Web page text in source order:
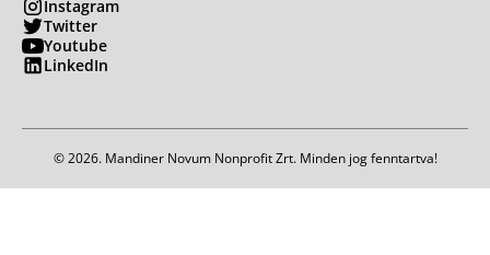
Instagram
Twitter
Youtube
LinkedIn
© 2026. Mandiner Novum Nonprofit Zrt. Minden jog fenntartva!